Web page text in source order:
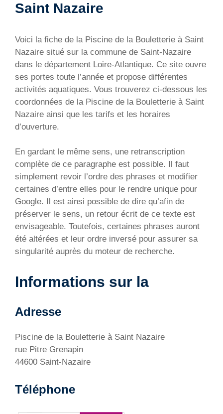
Saint Nazaire
Voici la fiche de la Piscine de la Bouletterie à Saint
Nazaire situé sur la commune de Saint-Nazaire
dans le département Loire-Atlantique. Ce site ouvre
ses portes toute l’année et propose différentes
activités aquatiques. Vous trouverez ci-dessous les
coordonnées de la Piscine de la Bouletterie à Saint
Nazaire ainsi que les tarifs et les horaires
d’ouverture.
En gardant le même sens, une retranscription
complète de ce paragraphe est possible. Il faut
simplement revoir l’ordre des phrases et modifier
certaines d’entre elles pour le rendre unique pour
Google. Il est ainsi possible de dire qu’afin de
préserver le sens, un retour écrit de ce texte est
envisageable. Toutefois, certaines phrases auront
été altérées et leur ordre inversé pour assurer sa
singularité auprès du moteur de recherche.
Informations sur la
Adresse
Piscine de la Bouletterie à Saint Nazaire
rue Pitre Grenapin
44600 Saint-Nazaire
Téléphone